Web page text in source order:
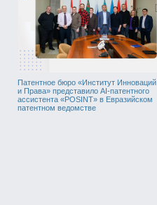
Патентное бюро «Институт Инноваций
и Права» представило AI-патентного
ассистента «POSINT» в Евразийском
патентном ведомстве